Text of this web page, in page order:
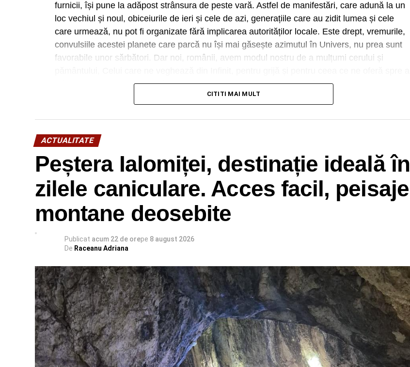
furnicii, își pune la adăpost strânsura de peste vară. Astfel de manifestări, care adună la un
loc vechiul și noul, obiceiurile de ieri și cele de azi, generațiile care au zidit lumea și cele
care urmează, nu pot fi organizate fără implicarea autorităților locale. Este drept, vremurile,
convulsiile acestei planete care parcă nu își mai găsește azimutul în Univers, nu prea sunt
favorabile unor sărbători. Dar noi, românii, avem modul nostru de a mulțumi cerului și
trăi feriți de rele și oarecum îndestulați. „Zilele comunelor”, care se încropesc pe ici pe colea,
unde se adună toată suflarea satului pentru a petrece, pentru a ieși din rutina existențială, au
CITITI MAI MULT
ACTUALITATE
Peștera Ialomiței, destinație ideală în
zilele caniculare. Acces facil, peisaje
montane deosebite
Publicat acum 22 de orepe 8 august 2026
De Raceanu Adriana